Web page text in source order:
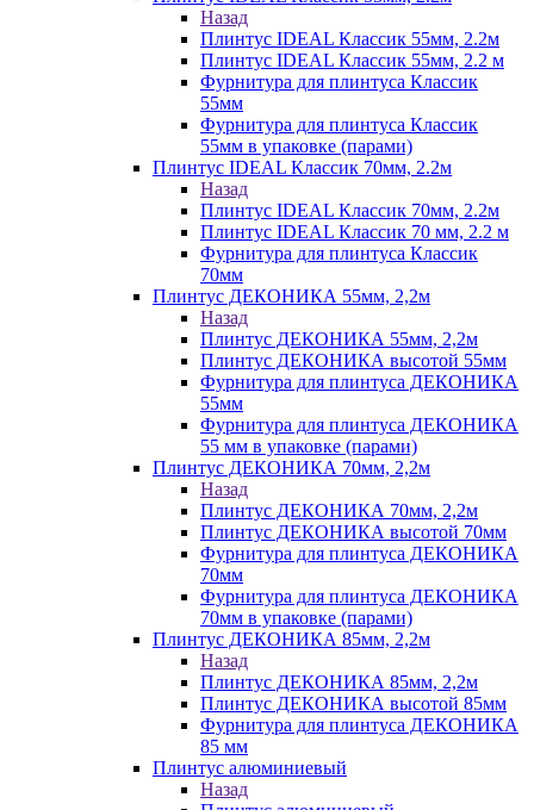
Назад
Плинтус IDEAL Классик 55мм, 2.2м
Плинтус IDEAL Классик 55мм, 2.2 м
Фурнитура для плинтуса Классик
55мм
Фурнитура для плинтуса Классик
55мм в упаковке (парами)
Плинтус IDEAL Классик 70мм, 2.2м
Назад
Плинтус IDEAL Классик 70мм, 2.2м
Плинтус IDEAL Классик 70 мм, 2.2 м
Фурнитура для плинтуса Классик
70мм
Плинтус ДЕКОНИКА 55мм, 2,2м
Назад
Плинтус ДЕКОНИКА 55мм, 2,2м
Плинтус ДЕКОНИКА высотой 55мм
Фурнитура для плинтуса ДЕКОНИКА
55мм
Фурнитура для плинтуса ДЕКОНИКА
55 мм в упаковке (парами)
Плинтус ДЕКОНИКА 70мм, 2,2м
Назад
Плинтус ДЕКОНИКА 70мм, 2,2м
Плинтус ДЕКОНИКА высотой 70мм
Фурнитура для плинтуса ДЕКОНИКА
70мм
Фурнитура для плинтуса ДЕКОНИКА
70мм в упаковке (парами)
Плинтус ДЕКОНИКА 85мм, 2,2м
Назад
Плинтус ДЕКОНИКА 85мм, 2,2м
Плинтус ДЕКОНИКА высотой 85мм
Фурнитура для плинтуса ДЕКОНИКА
85 мм
Плинтус алюминиевый
Назад